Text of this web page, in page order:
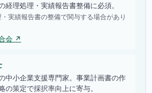
経理処理・実績報告書整備に必須。
実績報告書の整備で関与する場合があり
会 ↗
中小企業支援専門家。事業計画書の作
の策定で採択率向上に寄与。